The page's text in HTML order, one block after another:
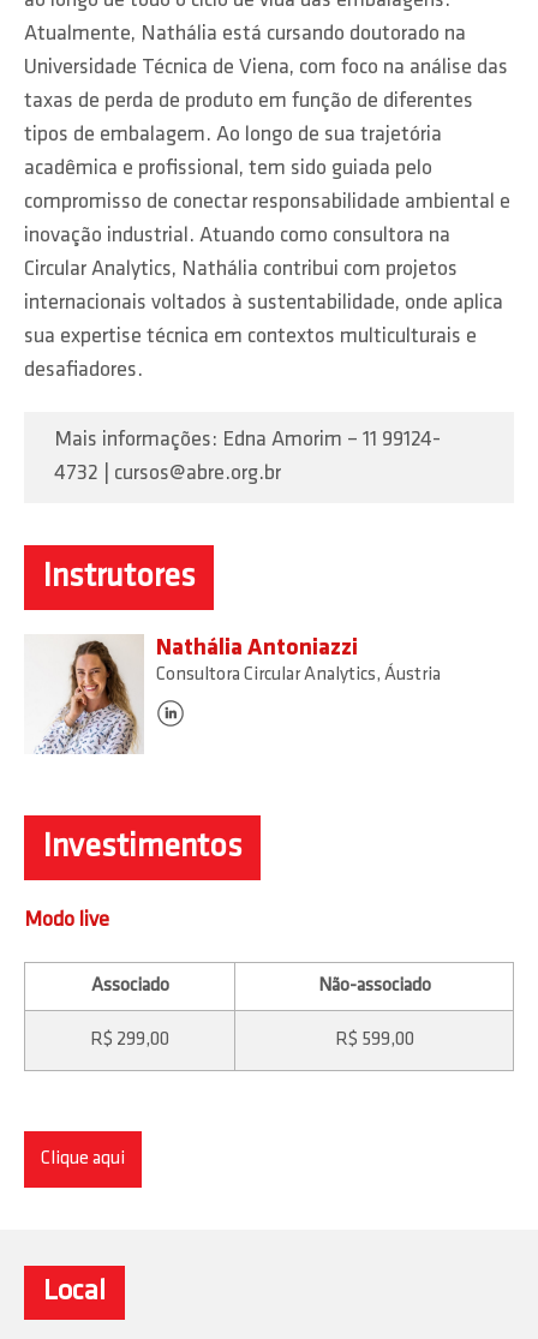
Atualmente, Nathália está cursando doutorado na
Universidade Técnica de Viena, com foco na análise das
taxas de perda de produto em função de diferentes
tipos de embalagem. Ao longo de sua trajetória
acadêmica e profissional, tem sido guiada pelo
compromisso de conectar responsabilidade ambiental e
inovação industrial. Atuando como consultora na
Circular Analytics, Nathália contribui com projetos
internacionais voltados à sustentabilidade, onde aplica
sua expertise técnica em contextos multiculturais e
desafiadores.
Mais informações: Edna Amorim – 11 99124-
4732 | cursos@abre.org.br
Instrutores
Nathália Antoniazzi
Consultora Circular Analytics, Áustria
Investimentos
Modo live
Associado Não-associado
R$ 299,00 R$ 599,00
Clique aqui
Local